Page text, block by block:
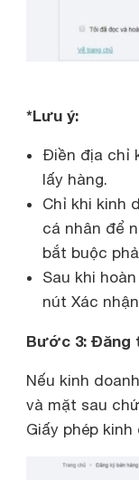
*Lưu ý:
Điền địa chỉ
lấy hàng.
Chỉ khi kinh
cá nhân để
bắt buộc
Sau khi
nút Xác
Bước 3: Đăng
Nếu kinh
và mặt sau
Giấy phép kinh